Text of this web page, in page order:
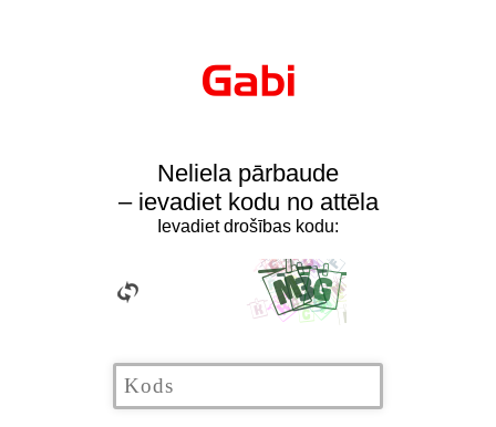
Neliela pārbaude
– ievadiet kodu no attēla
Ievadiet drošības kodu: